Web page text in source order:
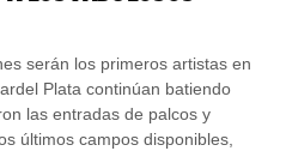
serán los primeros artistas en
Plata continúan batiendo
las entradas de palcos y
últimos campos disponibles,